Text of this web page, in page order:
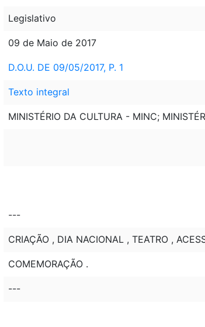
Legislativo
09 de Maio de 2017
D.O.U. DE 09/05/2017, P. 1
Texto integral
MINISTÉRIO DA CULTURA - MINC;
---
CRIAÇÃO , DIA NACIONAL , TEATRO ,
COMEMORAÇÃO .
---